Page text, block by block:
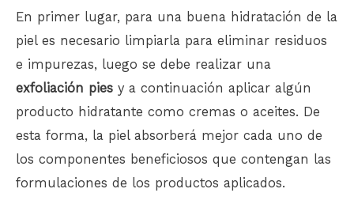
En primer lugar, para una buena hidratación de la
piel es necesario limpiarla para eliminar residuos
e impurezas, luego se debe realizar una
exfoliación pies y a continuación aplicar algún
producto hidratante como cremas o aceites. De
esta forma, la piel absorberá mejor cada uno de
los componentes beneficiosos que contengan las
formulaciones de los productos aplicados.